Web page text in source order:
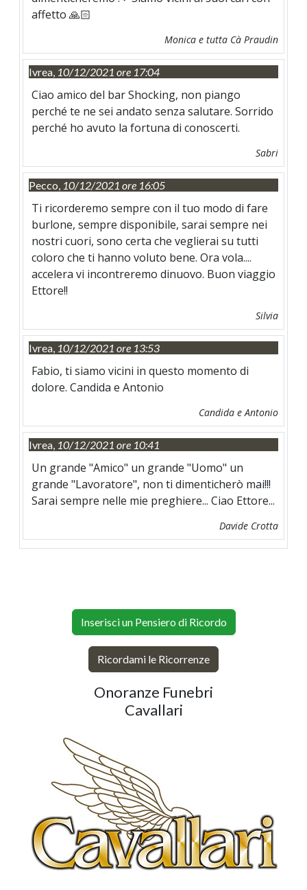
affetto 🙏🏻
Monica e tutta Cà Praudin
Ivrea, 10/12/2021 ore 17:04
Ciao amico del bar Shocking, non piango
perché te ne sei andato senza salutare. Sorrido
perché ho avuto la fortuna di conoscerti.
Sabri
Pecco, 10/12/2021 ore 16:05
Ti ricorderemo sempre con il tuo modo di fare
burlone, sempre disponibile, sarai sempre nei
nostri cuori, sono certa che veglierai su tutti
coloro che ti hanno voluto bene. Ora vola....
accelera vi incontreremo dinuovo. Buon viaggio
Ettore!!
Silvia
Ivrea, 10/12/2021 ore 13:53
Fabio, ti siamo vicini in questo momento di
dolore. Candida e Antonio
Candida e Antonio
Ivrea, 10/12/2021 ore 10:41
Un grande "Amico" un grande "Uomo" un
grande "Lavoratore", non ti dimenticherò mai!!!
Sarai sempre nelle mie preghiere... Ciao Ettore...
Davide Crotta
Inserisci un Pensiero di Ricordo
Ricordami le Ricorrenze
Onoranze Funebri
Cavallari